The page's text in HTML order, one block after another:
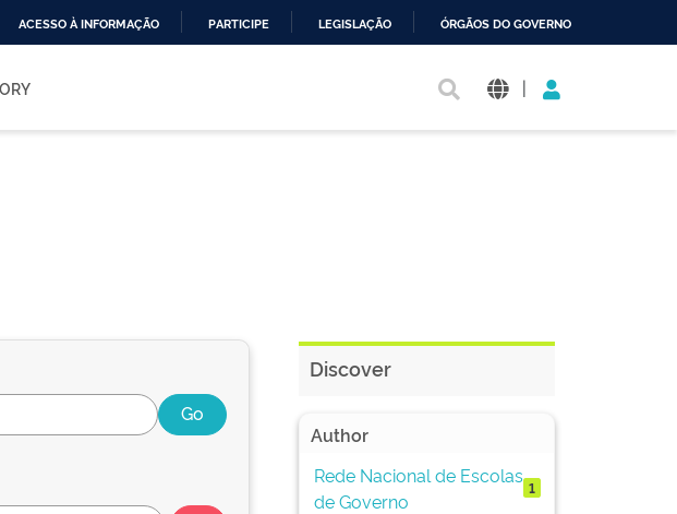
ACESSO À INFORMAÇÃO PARTICIPE LEGISLAÇÃO ÓRGÃOS DO GOVERNO
|
Discover
Author
Rede Nacional de Escolas
de Governo
1